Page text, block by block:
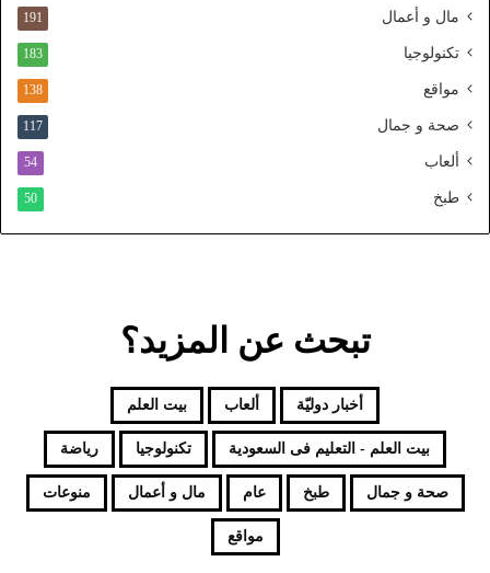
ا
م
و
د
مال و أعمال 191
تكنولوجيا 183
مواقع 138
صحة و جمال 117
ألعاب 54
طبخ 50
تبحث عن المزيد؟
أخبار دوليّة ألعاب بيت العلم
بيت العلم - التعليم فى السعودية تكنولوجيا رياضة
صحة و جمال طبخ عام مال و أعمال منوعات
مواقع